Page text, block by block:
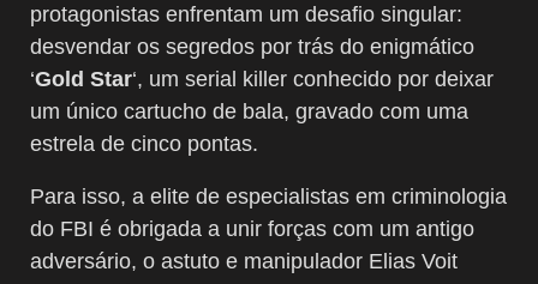
protagonistas enfrentam um desafio singular:
desvendar os segredos por trás do enigmático
‘Gold Star‘, um serial killer conhecido por deixar
um único cartucho de bala, gravado com uma
estrela de cinco pontas.
Para isso, a elite de especialistas em criminologia
do FBI é obrigada a unir forças com um antigo
adversário, o astuto e manipulador Elias Voit